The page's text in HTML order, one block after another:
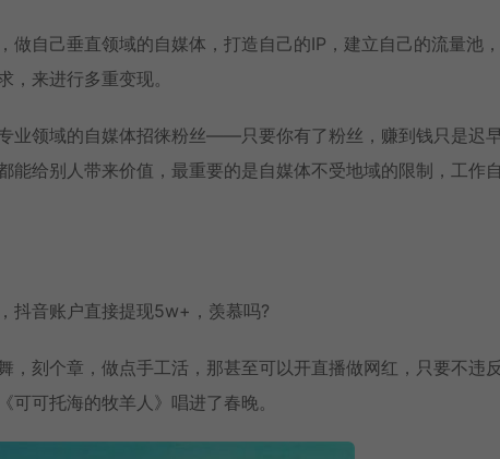
做自己垂直领域的自媒体，打造自己的IP，建立自己的流量池
来进行多重变现。
业领域的自媒体招徕粉丝——只要你有了粉丝，赚到钱只是迟
给别人带来价值，最重要的是自媒体不受地域的限制，工作
抖音账户直接提现5w+，羡慕吗?
刻个章，做点手工活，那甚至可以开直播做网红，只要不违
可托海的牧羊人》唱进了春晚。